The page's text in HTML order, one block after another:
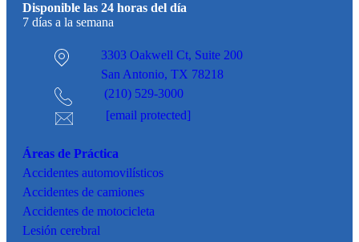
Disponible las 24 horas del día
7 días a la semana
3303 Oakwell Ct, Suite 200
San Antonio, TX 78218
(210) 529-3000
[email protected]
Áreas de Práctica
Accidentes automovilísticos
Accidentes de camiones
Accidentes de motocicleta
Lesión cerebral